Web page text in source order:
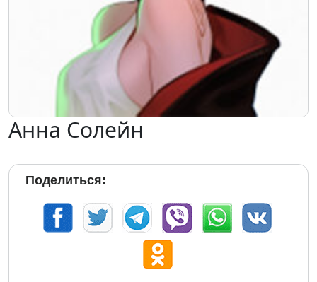
Анна Солейн
Поделиться: